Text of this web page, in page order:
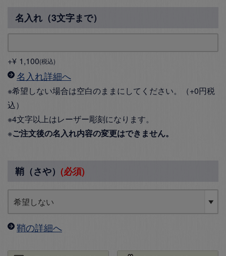
名入れ（3文字まで）
+¥ 1,100 税込
名入れ詳細へ
※希望しない場合は空白のままにしてください。（+0円税
込）
※4文字以上はレーザー彫刻になります。
※ご注文後の名入れ内容の変更はできません。
鞘（さや） (必須)
鞘の詳細へ